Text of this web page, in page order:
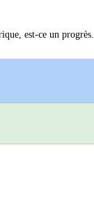
est-ce un progrès.